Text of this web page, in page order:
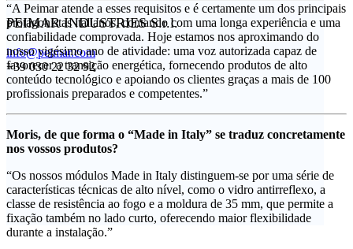
PEIMAR INDUSTRIES S.r.l.
info@peimar.com
+39 030 22 32 92
“A Peimar atende a esses requisitos e é certamente um dos principais
protagonistas italianos, contando com uma longa experiência e uma
confiabilidade comprovada. Hoje estamos nos aproximando do
nosso vigésimo ano de atividade: uma voz autorizada capaz de
favorecer a transição energética, fornecendo produtos de alto
conteúdo tecnológico e apoiando os clientes graças a mais de 100
profissionais preparados e competentes.”
Moris, de que forma o “Made in Italy” se traduz concretamente
nos vossos produtos?
“Os nossos módulos Made in Italy distinguem-se por uma série de
características técnicas de alto nível, como o vidro antirreflexo, a
classe de resistência ao fogo e a moldura de 35 mm, que permite a
fixação também no lado curto, oferecendo maior flexibilidade
durante a instalação.”